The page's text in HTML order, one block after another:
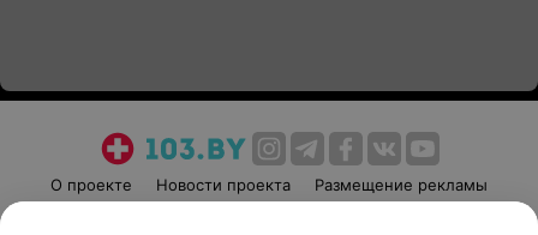
О проекте Новости проекта
Размещение рекламы